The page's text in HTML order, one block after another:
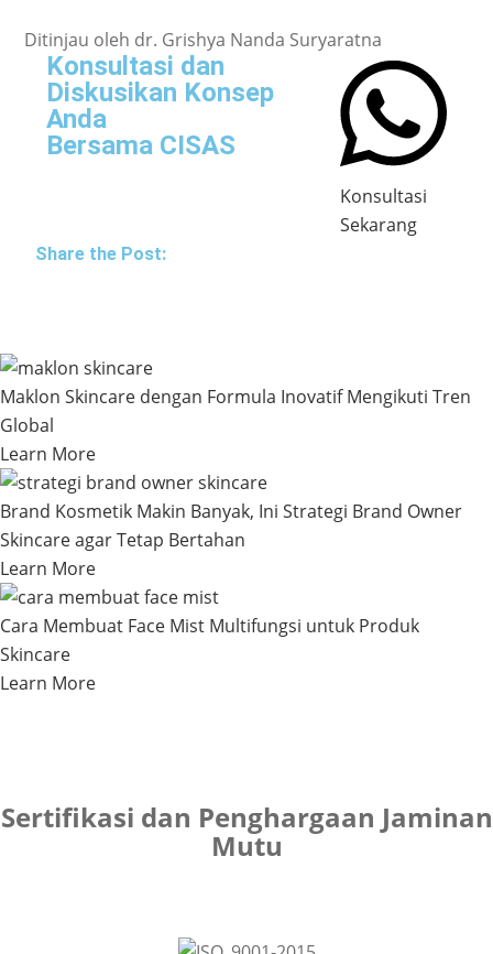
Ditinjau oleh dr. Grishya Nanda Suryaratna
Konsultasi dan
Diskusikan Konsep
Anda
Bersama CISAS
Konsultasi
Sekarang
Share the Post:
Maklon Skincare dengan Formula Inovatif Mengikuti Tren
Global
Learn More
Brand Kosmetik Makin Banyak, Ini Strategi Brand Owner
Skincare agar Tetap Bertahan
Learn More
Cara Membuat Face Mist Multifungsi untuk Produk
Skincare
Learn More
Sertifikasi dan Penghargaan Jaminan
Mutu